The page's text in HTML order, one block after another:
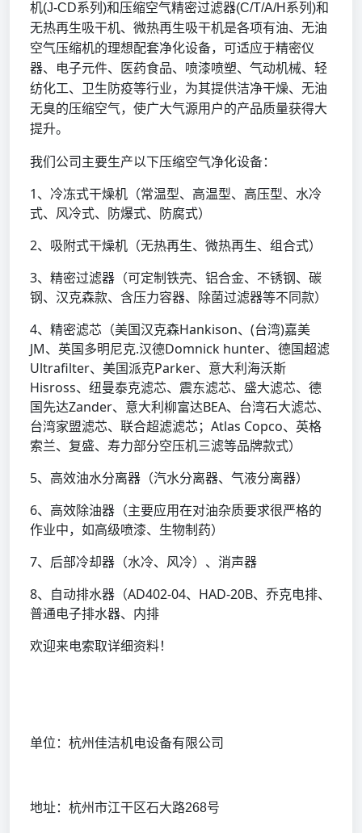
机(J-CD系列)和压缩空气精密过滤器(C/T/A/H系列)和
无热再生吸干机、微热再生吸干机是各项有油、无油
空气压缩机的理想配套净化设备，可适应于精密仪
器、电子元件、医药食品、喷漆喷塑、气动机械、轻
纺化工、卫生防疫等行业，为其提供洁净干燥、无油
无臭的压缩空气，使广大气源用户的产品质量获得大
提升。
我们公司主要生产以下压缩空气净化设备：
1、冷冻式干燥机（常温型、高温型、高压型、水冷
式、风冷式、防爆式、防腐式）
2、吸附式干燥机（无热再生、微热再生、组合式）
3、精密过滤器（可定制铁壳、铝合金、不锈钢、碳
钢、汉克森款、含压力容器、除菌过滤器等不同款）
4、精密滤芯（美国汉克森Hankison、(台湾)嘉美
JM、英国多明尼克.汉德Domnick hunter、德国超滤
Ultrafilter、美国派克Parker、意大利海沃斯
Hisross、纽曼泰克滤芯、震东滤芯、盛大滤芯、德
国先达Zander、意大利柳富达BEA、台湾石大滤芯、
台湾家盟滤芯、联合超滤滤芯；Atlas Copco、英格
索兰、复盛、寿力部分空压机三滤等品牌款式）
5、高效油水分离器（汽水分离器、气液分离器）
6、高效除油器（主要应用在对油杂质要求很严格的
作业中，如高级喷漆、生物制药）
7、后部冷却器（水冷、风冷）、消声器
8、自动排水器（AD402-04、HAD-20B、乔克电排、
普通电子排水器、内排
欢迎来电索取详细资料！
单位：杭州佳洁机电设备有限公司
地址：杭州市江干区石大路268号